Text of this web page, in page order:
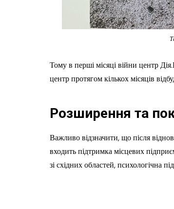
Тому в перші місяці війни центр
центр протягом кількох місяців
Розширення та
Важливо відзначити, що після
входить підтримка місцевих
зі східних областей, психологічна